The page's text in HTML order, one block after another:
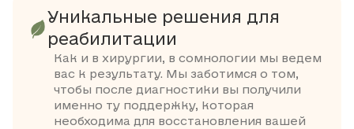
Уникальные решения для
реабилитации
Как и в хирургии, в сомнологии мы ведем
вас к результату. Мы заботимся о том,
чтобы после диагностики вы получили
именно ту поддержку, которая
необходима для восстановления вашей